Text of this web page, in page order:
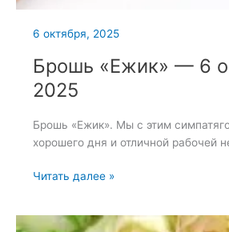
6 октября, 2025
Брошь «Ежик» — 6
2025
Брошь «Ежик». Мы с этим
хорошего дня и отличной рабочей
Брошь
Читать далее »